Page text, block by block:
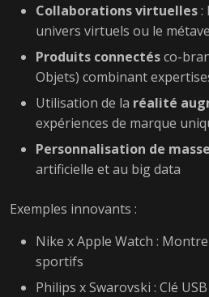
Collaborations virtuelles:
univers virtuels ou le
Produits connectésco-
Objets) combinant
Utilisation de la réalité
expériences de marque
Personnalisation de masse
artificielle et au big data
Exemples innovants :
Nike x Apple Watch :
sportifs
Philips x Swarovski : Clé